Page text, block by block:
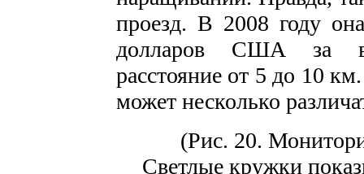
проезд. В 2008 году
долларов США за
расстояние от 5 до 10
может несколько
(Рис. 20.
Светлые кружки